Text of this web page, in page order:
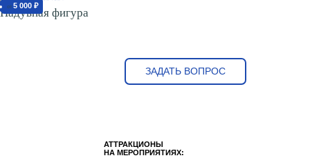
от 5 000 ₽
Надувная фигура
ЗАДАТЬ ВОПРОС
АТТРАКЦИОНЫ
НА МЕРОПРИЯТИЯХ: